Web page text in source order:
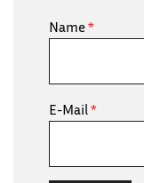
Name*
E-Mail*